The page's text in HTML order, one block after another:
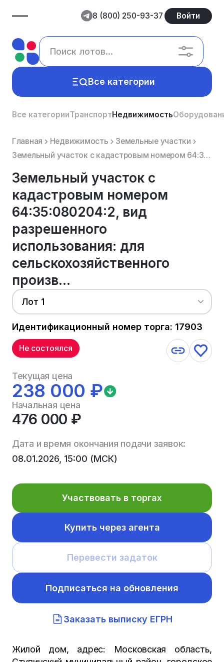
8 (800) 250-93-37 Войти
Все категории
Все категорииТранспортНедвижимость
Главная Недвижимость
Земельные участки
Земельный участок с кадастровым номером 64:35:080204:2, вид разрешенного использования: для сельскох...
Земельный участок с
кадастровым номером
64:35:080204:2, вид
разрешенного
использования: для
сельскохозяйственного
произв...
Лот 1
Идентификационный номер торга: 17903
Не состоялся
Текущая цена
238 000 ₽
Начальная цена
476 000 ₽
Дата и время окончания подачи заявок:
08.01.2026, 15:00 (МСК)
Участвовать в торгах
Купить через агента
Перевести задаток
Подписаться на обновления
Заказать выписку ЕГРН
Жилой дом, адрес: Московская область,